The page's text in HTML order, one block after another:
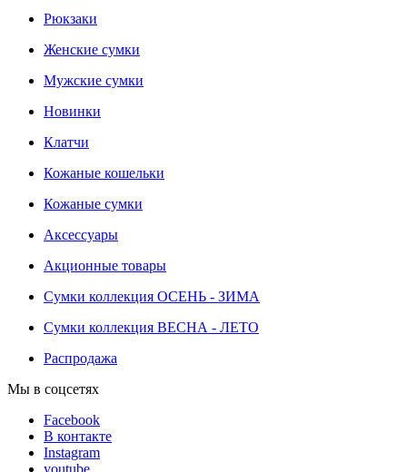
Рюкзаки
Женские сумки
Мужские сумки
Новинки
Клатчи
Кожаные кошельки
Кожаные сумки
Аксессуары
Акционные товары
Сумки коллекция ОСЕНЬ - ЗИМА
Сумки коллекция ВЕСНА - ЛЕТО
Распродажа
Мы в соцсетях
Facebook
В контакте
Instagram
youtube